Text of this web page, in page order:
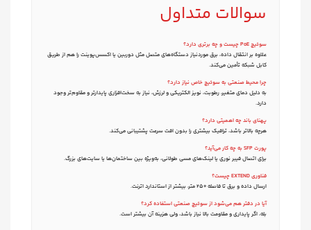
سوالات متداول
سوئیچ PoE چیست و چه برتری دارد؟
علاوه بر انتقال داده، برق موردنیاز دستگاه‌های متصل مثل دوربین یا اکسس‌پوینت را هم از طریق
کابل شبکه تأمین می‌کند.
چرا محیط صنعتی به سوئیچ خاص نیاز دارد؟
به دلیل دمای متغیر، رطوبت، نویز الکتریکی و لرزش، نیاز به سخت‌افزاری پایدارتر و مقاوم‌تر وجود
دارد.
پهنای باند چه اهمیتی دارد؟
هرچه بالاتر باشد، ترافیک بیشتری را بدون افت سرعت پشتیبانی می‌کند.
پورت SFP به چه کار می‌آید؟
برای اتصال فیبر نوری یا لینک‌های مسی طولانی، به‌ویژه بین ساختمان‌ها یا سایت‌های بزرگ.
فناوری EXTEND چیست؟
ارسال داده و برق تا فاصله ۲۵۰ متر، بیشتر از استاندارد اترنت.
آیا در دفتر هم می‌شود از سوئیچ صنعتی استفاده کرد؟
بله، اگر پایداری و مقاومت بالا نیاز باشد، ولی هزینه آن بیشتر است.